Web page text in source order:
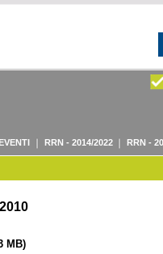
RRN - 2014/2022 RRN -
MB)